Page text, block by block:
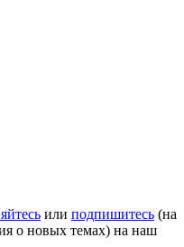
или подпишитесь (на
о новых темах) на наш